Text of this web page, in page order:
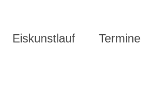
Eiskunstlauf Termine